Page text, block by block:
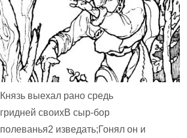
Князь выехал рано средь
гридней своихВ сыр-бор
полеванья2 изведать;Гонял он и